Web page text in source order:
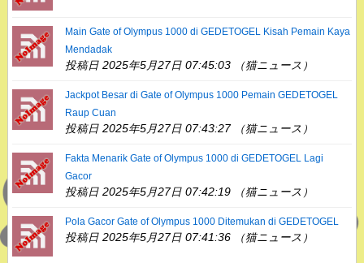
Main Gate of Olympus 1000 di GEDETOGEL Kisah Pemain Kaya
Mendadak
投稿日 2025年5月27日 07:45:03 （猫ニュース）
Jackpot Besar di Gate of Olympus 1000 Pemain GEDETOGEL
Raup Cuan
投稿日 2025年5月27日 07:43:27 （猫ニュース）
Fakta Menarik Gate of Olympus 1000 di GEDETOGEL Lagi
Gacor
投稿日 2025年5月27日 07:42:19 （猫ニュース）
Pola Gacor Gate of Olympus 1000 Ditemukan di GEDETOGEL
投稿日 2025年5月27日 07:41:36 （猫ニュース）